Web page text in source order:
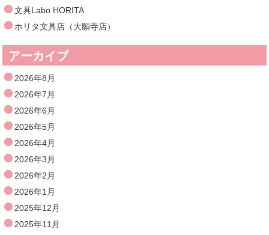
文具Labo HORITA
ホリタ文具店（大願寺店）
アーカイブ
2026年8月
2026年7月
2026年6月
2026年5月
2026年4月
2026年3月
2026年2月
2026年1月
2025年12月
2025年11月